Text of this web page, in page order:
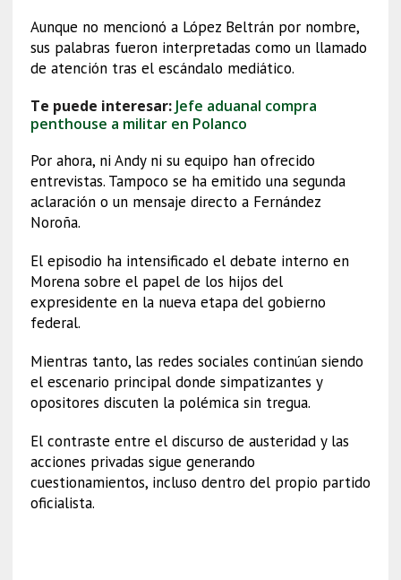
Aunque no mencionó a López Beltrán por nombre,
sus palabras fueron interpretadas como un llamado
de atención tras el escándalo mediático.
Te puede interesar: Jefe aduanal compra
penthouse a militar en Polanco
Por ahora, ni Andy ni su equipo han ofrecido
entrevistas. Tampoco se ha emitido una segunda
aclaración o un mensaje directo a Fernández
Noroña.
El episodio ha intensificado el debate interno en
Morena sobre el papel de los hijos del
expresidente en la nueva etapa del gobierno
federal.
Mientras tanto, las redes sociales continúan siendo
el escenario principal donde simpatizantes y
opositores discuten la polémica sin tregua.
El contraste entre el discurso de austeridad y las
acciones privadas sigue generando
cuestionamientos, incluso dentro del propio partido
oficialista.